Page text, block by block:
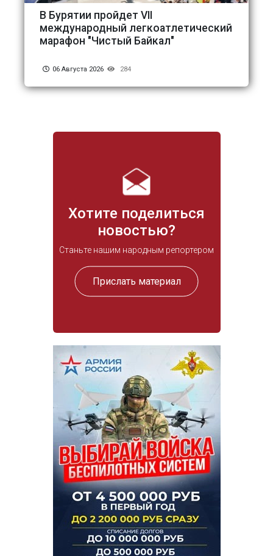
Хотите поделиться
новостью?
Станьте нашим народным репортером
Прислать материал
В Бурятии пройдет VII
международный легкоатлетический
марафон "Чистый Байкал"
06 Августа 2026 284